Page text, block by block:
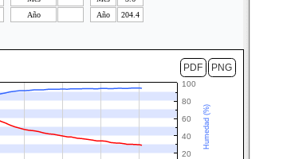
Año Año 204.4
Humedad (%)
PNG
PDF
20
40
60
80
100